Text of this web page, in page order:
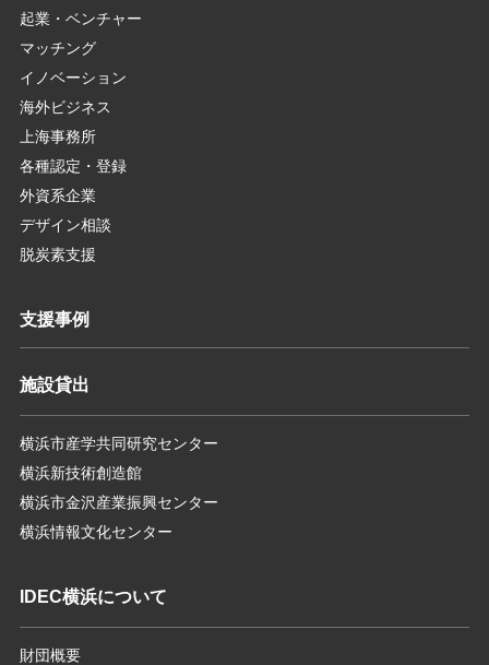
起業・ベンチャー
マッチング
イノベーション
海外ビジネス
上海事務所
各種認定・登録
外資系企業
デザイン相談
脱炭素支援
支援事例
施設貸出
横浜市産学共同研究センター
横浜新技術創造館
横浜市金沢産業振興センター
横浜情報文化センター
IDEC横浜について
財団概要